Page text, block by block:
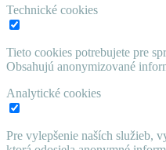
Technické cookies
Tieto cookies potrebujete pre
Obsahujú anonymizované
Analytické cookies
Pre vylepšenie naších služieb,